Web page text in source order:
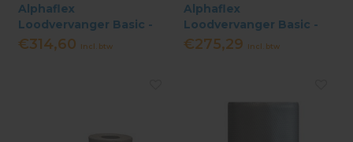
Alphaflex
Loodvervanger Basic -
40 cm x 10 meter - Grijs
€314,60 Incl. btw
Alphaflex
Loodvervanger Basic -
35 cm x 10 meter - Grijs
€275,29 Incl. btw